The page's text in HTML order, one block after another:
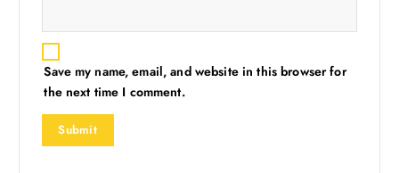
Save my name, email, and website in this browser for
the next time I comment.